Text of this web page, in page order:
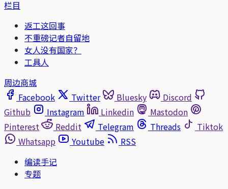
栏目
返工这回事
不重磅记者自留地
女人没有国家？
工具人
周边商城
Facebook
Twitter Bluesky
Discord
Github
Instagram Linkedin
Mastodon
Pinterest
Reddit Telegram Threads
Tiktok
Whatsapp
Youtube
RSS
编读手记
专题